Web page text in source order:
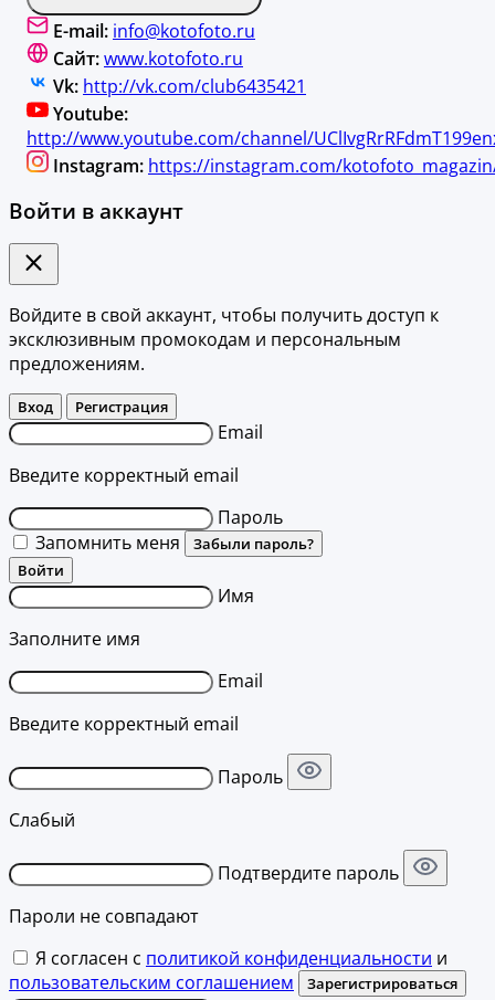
E-mail: info@kotofoto.ru
Сайт:www.kotofoto.ru
Vk: http://vk.com/club6435421
Youtube:
http://www.youtube.com/channel/
Instagram: https://instagram.com/
Войти в аккаунт
Войдите в свой аккаунт, чтобы получить доступ к
эксклюзивным промокодам и персональным
предложениям.
Вход Регистрация
Email
Введите корректный email
Пароль
Запомнить меня
Забыли пароль?
Войти
Имя
Заполните имя
Email
Введите корректный email
Пароль
Слабый
Подтвердите пароль
Пароли не совпадают
Я согласен с политикой конфиденциальности и
пользовательским соглашением
Зарегистрироваться